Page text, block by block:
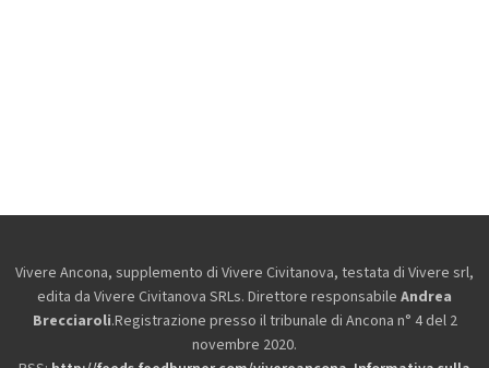
Vivere Ancona, supplemento di Vivere Civitanova, testata di Vivere srl,
edita da Vivere Civitanova SRLs. Direttore responsabile Andrea
Brecciaroli.Registrazione presso il tribunale di Ancona n° 4 del 2
novembre 2020.